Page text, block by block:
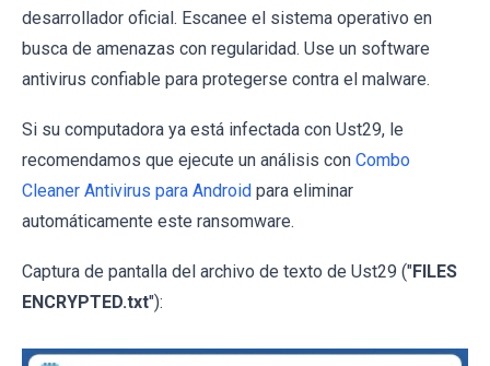
desarrollador oficial. Escanee el sistema operativo en
busca de amenazas con regularidad. Use un software
antivirus confiable para protegerse contra el malware.
Si su computadora ya está infectada con Ust29, le
recomendamos que ejecute un análisis con Combo
Cleaner Antivirus para Android para eliminar
automáticamente este ransomware.
Captura de pantalla del archivo de texto de Ust29 ("FILES
ENCRYPTED.txt"):